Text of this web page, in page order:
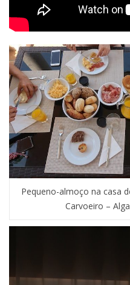
Pequeno-almoço na casa
Carvoeiro –